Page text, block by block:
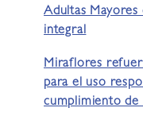
Adultas Mayores
integral
Miraflores
para el uso
cumplimiento de